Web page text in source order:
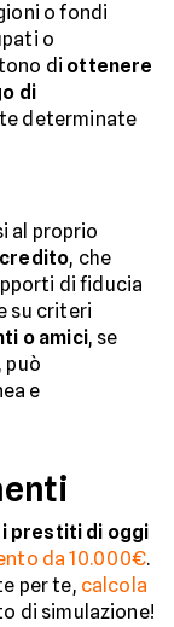
o fondi
o
di ottenere
di
determinate
al proprio
, che
di fiducia
su criteri
o amici, se
può
e
prestiti di oggi
da 10.000€.
per te, calcola
di simulazione!